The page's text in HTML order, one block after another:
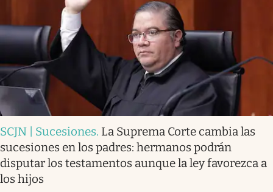
SCJN | Sucesiones. La Suprema Corte cambia las
sucesiones en los padres: hermanos podrán
disputar los testamentos aunque la ley favorezca a
los hijos